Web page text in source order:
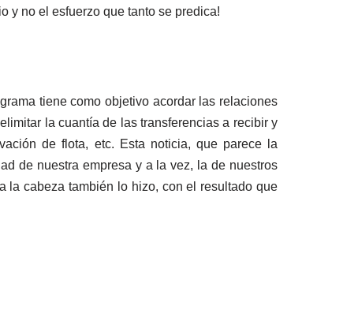
y no el esfuerzo que tanto se predica!
tiene como objetivo acordar las relaciones
la cuantía de las transferencias a recibir y
de flota, etc. Esta noticia, que parece la
de nuestra empresa y a la vez, la de nuestros
la cabeza también lo hizo, con el resultado que